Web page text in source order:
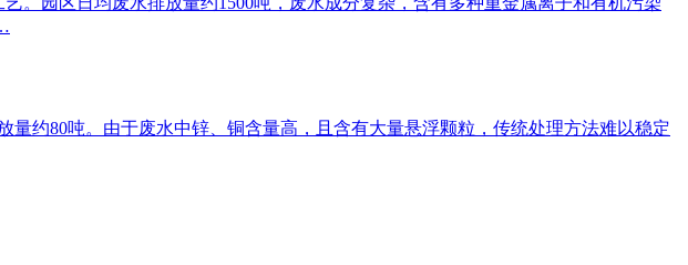
约80吨。由于废水中锌、铜含量高，且含有大量悬浮颗粒，传统处理方法难以稳定